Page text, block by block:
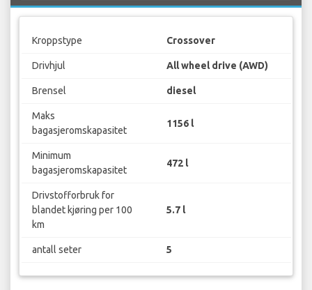
Kroppstype Crossover
Drivhjul All wheel drive (AWD)
Brensel diesel
Maks
bagasjeromskapasitet
1156 l
Minimum
bagasjeromskapasitet
472 l
Drivstofforbruk for
blandet kjøring per 100
km
5.7 l
antall seter 5